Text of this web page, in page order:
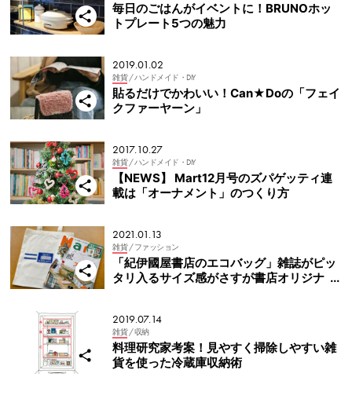
毎日のごはんがイベントに！BRUNOホッ
トプレート5つの魅力
2019.01.02
雑貨 / ハンドメイド・DIY
貼るだけでかわいい！Can★Doの「フェイ
クファーヤーン」
2017.10.27
雑貨 / ハンドメイド・DIY
【NEWS】 Mart12月号のズパゲッティ連
載は「オーナメント」のつくり方
2021.01.13
雑貨 / ファッション
「紀伊國屋書店のエコバッグ」雑誌がピッ
タリ入るサイズ感がさすが書店オリジナ
2019.07.14
雑貨 / 収納
料理研究家考案！見やすく掃除しやすい雑
貨を使った冷蔵庫収納術